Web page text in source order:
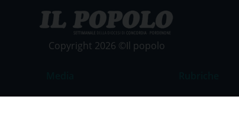
Copyright 2026 ©Il popolo
Foto
Commento